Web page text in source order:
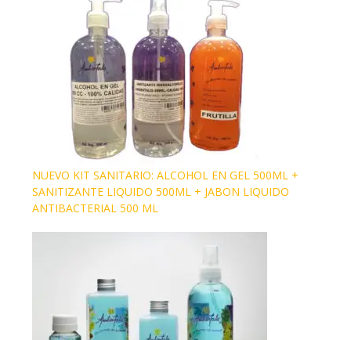
NUEVO KIT SANITARIO: ALCOHOL EN GEL 500ML +
SANITIZANTE LIQUIDO 500ML + JABON LIQUIDO
ANTIBACTERIAL 500 ML